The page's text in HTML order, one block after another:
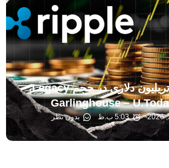
Ripple تراکنش 13 تریلیون دلاری در حجم Legacy،
5:03 ب.ظ
بدون نظر